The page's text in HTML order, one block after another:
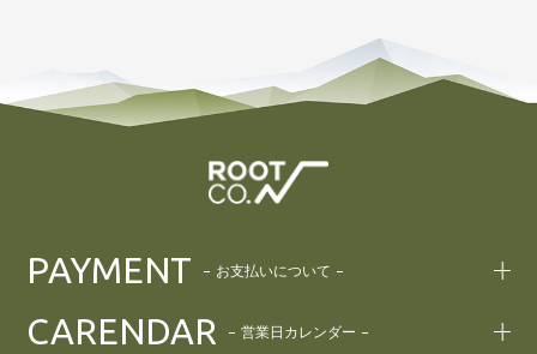
PAYMENT お支払いについて
CARENDAR 営業日カレンダー